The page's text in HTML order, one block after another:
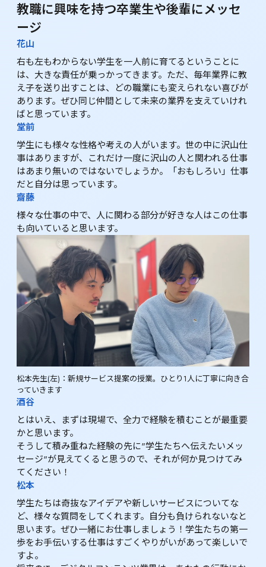
教職に興味を持つ卒業生や後輩にメッセ
ージ
花山
右も左もわからない学生を一人前に育てるということに
は、大きな責任が乗っかってきます。ただ、毎年業界に教
え子を送り出すことは、どの職業にも変えられない喜びが
あります。ぜひ同じ仲間として未来の業界を支えていけれ
ばと思っています。
堂前
学生にも様々な性格や考えの人がいます。世の中に沢山仕
事はありますが、これだけ一度に沢山の人と関われる仕事
はあまり無いのではないでしょうか。「おもしろい」仕事
だと自分は思っています。
齋藤
様々な仕事の中で、人に関わる部分が好きな人はこの仕事
も向いていると思います。
松本先生(左)：新規サービス提案の授業。ひとり1人に丁寧に向き合
っていきます
酒谷
とはいえ、まずは現場で、全力で経験を積むことが最重要
かと思います。
そうして積み重ねた経験の先に"学生たちへ伝えたいメッ
セージ"が見えてくると思うので、それが何か見つけてみ
てください！
松本
学生たちは奇抜なアイデアや新しいサービスについてな
ど、様々な質問をしてくれます。自分も負けられないなと
思います。ぜひ一緒にお仕事しましょう！学生たちの第一
歩をお手伝いする仕事はすごくやりがいがあって楽しいで
すよ。